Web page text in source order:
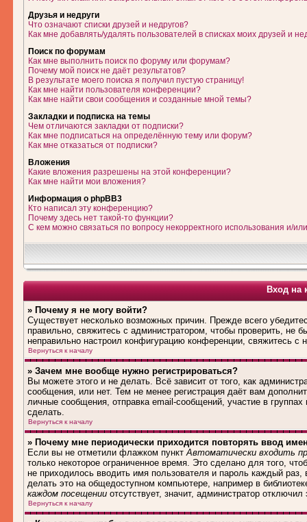
Друзья и недруги
Что означают списки друзей и недругов?
Как мне добавлять/удалять пользователей в списках моих друзей и
Поиск по форумам
Как мне выполнить поиск по форуму или форумам?
Почему мой поиск не даёт результатов?
В результате моего поиска я получил пустую страницу!
Как мне найти пользователя конференции?
Как мне найти свои сообщения и созданные мной темы?
Закладки и подписка на темы
Чем отличаются закладки от подписки?
Как мне подписаться на определённую тему или форум?
Как мне отказаться от подписки?
Вложения
Какие вложения разрешены на этой конференции?
Как мне найти мои вложения?
Информация о phpBB3
Кто написал эту конференцию?
Почему здесь нет такой-то функции?
С кем можно связаться по вопросу некорректного использования и/
Вход на
» Почему я не могу войти?
Существует несколько возможных причин. Прежде всего
правильно, свяжитесь с администратором, чтобы проверить, не
неправильно настроил конфигурацию конференции, свяжитесь с
Вернуться к началу
» Зачем мне вообще нужно регистрироваться?
Вы можете этого и не делать. Всё зависит от того, как
сообщения, или нет. Тем не менее регистрация даёт вам
личные сообщения, отправка email-сообщений, участие в
сделать.
Вернуться к началу
» Почему мне периодически приходится повторять ввод
Если вы не отметили флажком пунктАвтоматически входить
только некоторое ограниченное время. Это сделано для того,
не приходилось вводить имя пользователя и пароль каждый
делать это на общедоступном компьютере, например в
каждом посещении отсутствует, значит, администратор
Вернуться к началу